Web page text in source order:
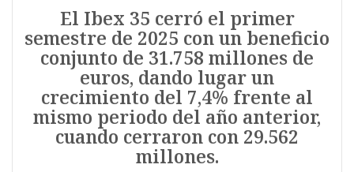
El Ibex 35 cerró el primer
semestre de 2025 con un beneficio
conjunto de 31.758 millones de
euros, dando lugar un
crecimiento del 7,4% frente al
mismo periodo del año anterior,
cuando cerraron con 29.562
millones.